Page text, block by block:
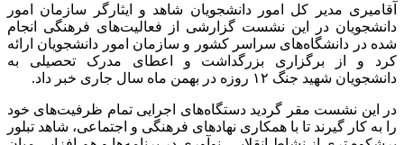
آقامیری مدیر کل امور دانشجویان شاهد و ایثارگر سازمان امور
دانشجویان در این نشست گزارشی از فعالیت‌های فرهنگی انجام
شده در دانشگاه‌های سراسر کشور و سازمان امور دانشجویان ارائه
کرد و از برگزاری بزرگداشت و اعطای مدرک تحصیلی به
دانشجویان شهید جنگ ۱۲ روزه در بهمن ماه سال جاری خبر داد.
در این نشست مقر گردید دستگاه‌های اجرایی تمام ظرفیت‌های خود
را به کار گیرند تا با همکاری نهادهای فرهنگی و اجتماعی، شاهد تبلور